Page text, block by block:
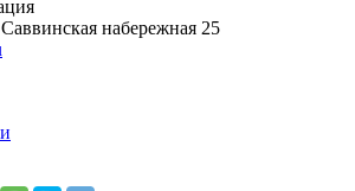
набережная 25